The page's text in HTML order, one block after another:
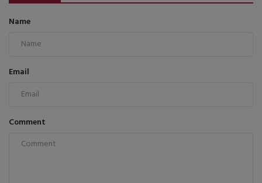
Name
Email
Comment